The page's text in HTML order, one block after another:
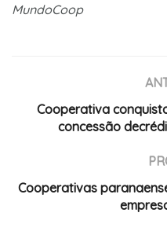
MundoCoop
Cooperativa
concessão
Cooperativas